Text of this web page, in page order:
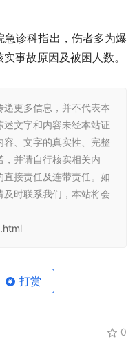
诊科指出，伤者多为爆
事故原因及被困人数。
更多信息，并不代表本
文字和内容未经本站证
、文字的真实性、完整
并请自行核实相关内
接责任及连带责任。如
时联系我们，本站将会
打赏
0